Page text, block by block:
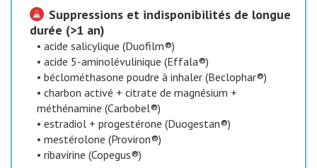
Suppressions et indisponibilités de longue
durée (>1 an)
• acide salicylique (Duofilm®)
• acide 5-aminolévulinique (Effala®)
• béclométhasone poudre à inhaler (Beclophar®)
• charbon activé + citrate de magnésium +
méthénamine (Carbobel®)
• estradiol + progestérone (Duogestan®)
• mestérolone (Proviron®)
• ribavirine (Copegus®)